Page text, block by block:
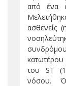
από ένα
ασθενείς
του ST
νόσου.